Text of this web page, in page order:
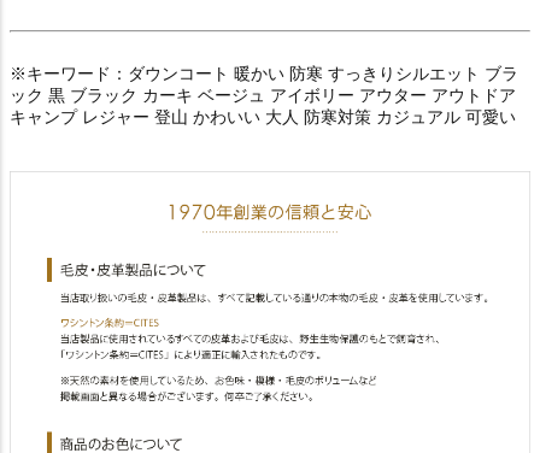
※キーワード：ダウンコート 暖かい 防寒 すっきりシルエット ブラ
ック 黒 ブラック カーキ ベージュ アイボリー アウター アウトドア
キャンプ レジャー 登山 かわいい 大人 防寒対策 カジュアル 可愛い